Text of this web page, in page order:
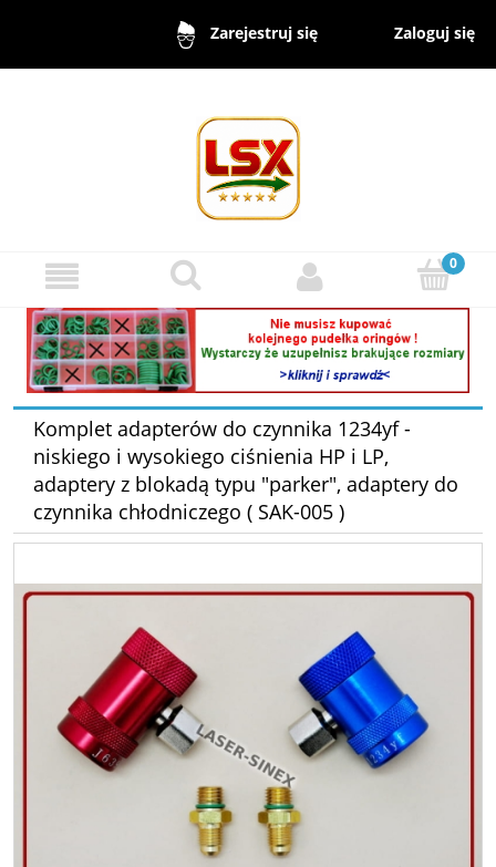
Zarejestruj się Zaloguj się
Komplet adapterów do czynnika 1234yf -
niskiego i wysokiego ciśnienia HP i LP,
adaptery z blokadą typu "parker", adaptery do
czynnika chłodniczego ( SAK-005 )